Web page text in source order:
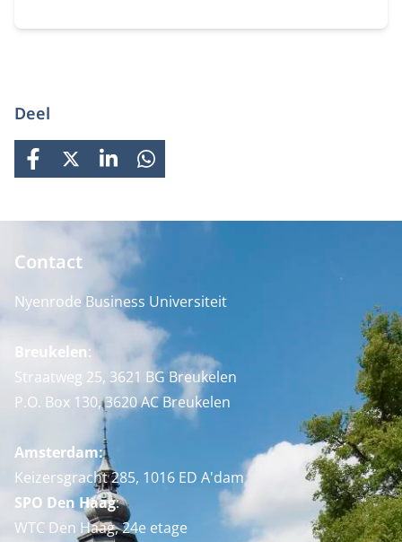
Deel
FACEBOOK
X LINKEDINWHATSAPP
Contact
Nyenrode Business Universiteit
Breukelen:
Straatweg 25, 3621 BG Breukelen
P.O. Box 130, 3620 AC Breukelen
Amsterdam:
Keizersgracht 285, 1016 ED A'dam
SPO Den Haag:
WTC Den Haag, 24e etage